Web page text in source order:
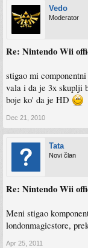
Vedo
Moderator
Re: Nintendo Wii
stigao mi
vala i da je 3x skuplji
boje ko' da je HD
Dec 21, 2010
Tata
Novi član
Re: Nintendo Wii
Meni stigao
londonmagicstore,
Apr 25, 2011